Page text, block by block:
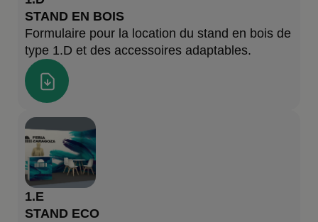
STAND EN BOIS
Formulaire pour la location du stand en bois de
type 1.D et des accessoires adaptables.
1.E
STAND ECO